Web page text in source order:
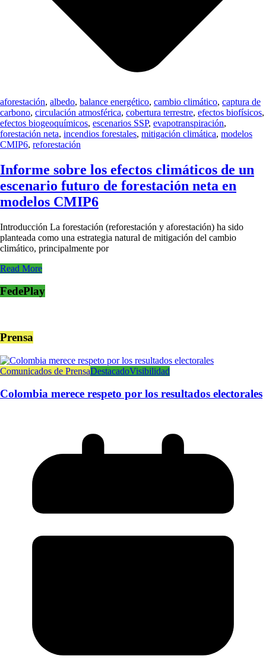
aforestación, albedo, balance energético, cambio climático, captura de
carbono, circulación atmosférica, cobertura terrestre, efectos biofísicos,
efectos biogeoquímicos, escenarios SSP, evapotranspiración,
forestación neta, incendios forestales, mitigación climática, modelos
CMIP6, reforestación
Informe sobre los efectos climáticos de un
escenario futuro de forestación neta en
modelos CMIP6
Introducción La forestación (reforestación y aforestación) ha sido
planteada como una estrategia natural de mitigación del cambio
climático, principalmente por
Read More
FedePlay
Prensa
Comunicados de PrensaDestacadoVisibilidad
Colombia merece respeto por los resultados electorales